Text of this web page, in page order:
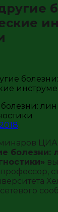
болезни:
болезни: